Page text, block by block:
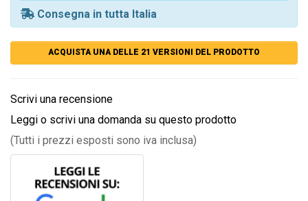
Consegna in tutta Italia
ACQUISTA UNA DELLE 21 VERSIONI DEL PRODOTTO
Scrivi una recensione
Leggi o scrivi una domanda su questo prodotto
(Tutti i prezzi esposti sono iva inclusa)